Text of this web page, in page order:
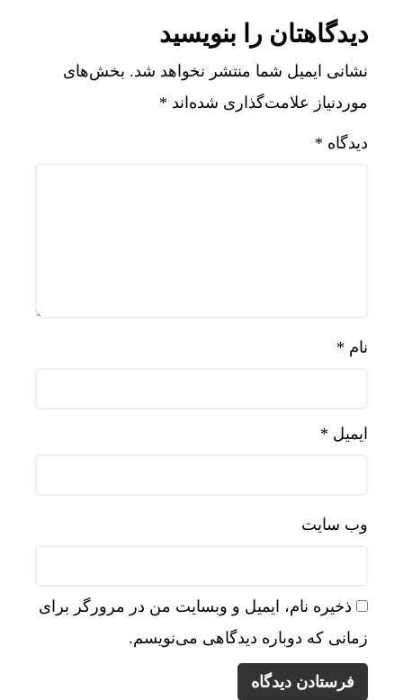
دیدگاهتان را بنویسید
نشانی ایمیل شما منتشر نخواهد شد. بخش‌های
موردنیاز علامت‌گذاری شده‌اند *
دیدگاه *
نام *
ایمیل *
وب‌ سایت
ذخیره نام، ایمیل و وبسایت من در مرورگر برای
زمانی که دوباره دیدگاهی می‌نویسم.